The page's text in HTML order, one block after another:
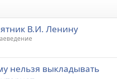
В.И. Ленину
нельзя выкладывать